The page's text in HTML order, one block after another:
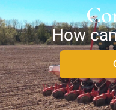
How